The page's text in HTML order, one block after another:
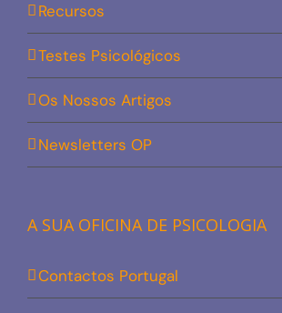
Recursos
Testes Psicológicos
Os Nossos Artigos
Newsletters OP
A SUA OFICINA DE PSICOLOGIA
Contactos Portugal